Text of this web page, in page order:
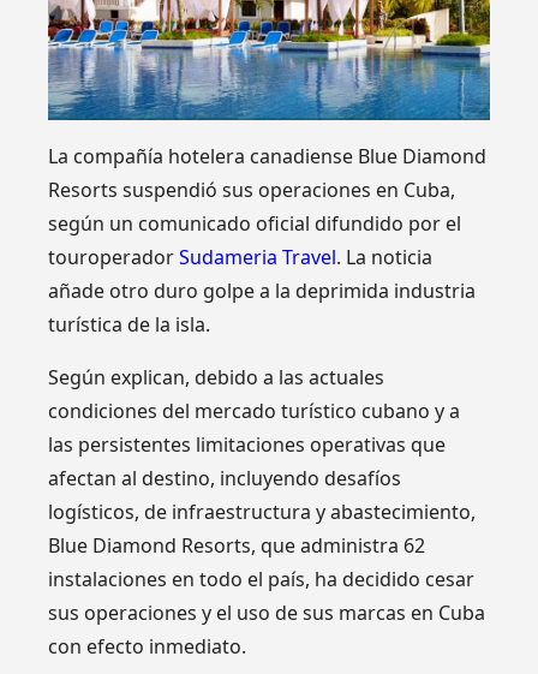
La compañía hotelera canadiense Blue Diamond
Resorts suspendió sus operaciones en Cuba,
según un comunicado oficial difundido por el
touroperadorSudameria Travel. La noticia
añade otro duro golpe a la deprimida industria
turística de la isla.
Según explican, debido a las actuales
condiciones del mercado turístico cubano y a
las persistentes limitaciones operativas que
afectan al destino, incluyendo desafíos
logísticos, de infraestructura y abastecimiento,
Blue Diamond Resorts, que administra 62
instalaciones en todo el país, ha decidido cesar
sus operaciones y el uso de sus marcas en Cuba
con efecto inmediato.